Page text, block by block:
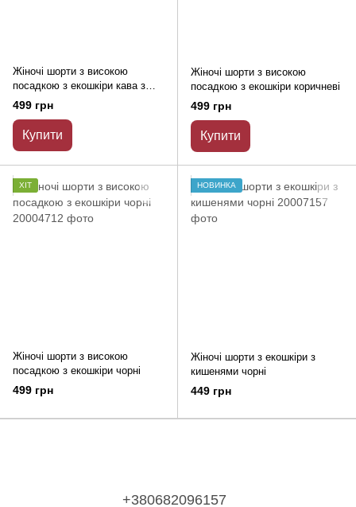
Жіночі шорти з високою
посадкою з екошкіри кава з
молоком (мокко)
499 грн
Купити
Жіночі шорти з високою
посадкою з екошкіри коричневі
499 грн
Купити
ХІТ
Жіночі шорти з високою
посадкою з екошкіри чорні
499 грн
НОВИНКА
Жіночі шорти з екошкіри з
кишенями чорні
449 грн
+380682096157